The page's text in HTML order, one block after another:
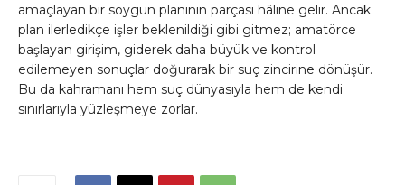
amaçlayan bir soygun planının parçası hâline gelir. Ancak
plan ilerledikçe işler beklenildiği gibi gitmez; amatörce
başlayan girişim, giderek daha büyük ve kontrol
edilemeyen sonuçlar doğurarak bir suç zincirine dönüşür.
Bu da kahramanı hem suç dünyasıyla hem de kendi
sınırlarıyla yüzleşmeye zorlar.